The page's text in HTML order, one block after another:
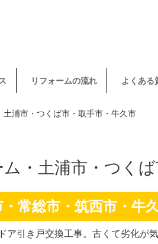
リフォームの流れ よくある
浦市・つくば市・取手市・牛久市
・土浦市・つく
常総市・筑西市・牛
引き戸交換工事。古くて劣化が